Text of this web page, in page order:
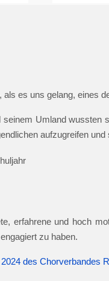
es uns gelang, eines
Umland
aufzugreifen
erfahrene und hoch
zu haben.
des Chorverbandes